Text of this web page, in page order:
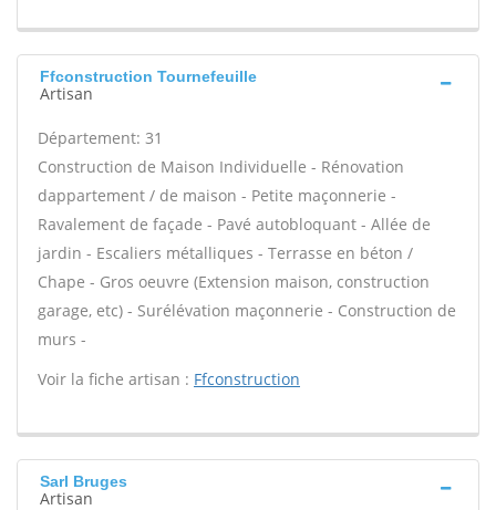
Ffconstruction Tournefeuille
Artisan
Département: 31
Construction de Maison Individuelle - Rénovation
dappartement / de maison - Petite maçonnerie -
Ravalement de façade - Pavé autobloquant - Allée de
jardin - Escaliers métalliques - Terrasse en béton /
Chape - Gros oeuvre (Extension maison, construction
garage, etc) - Surélévation maçonnerie - Construction de
murs -
Voir la fiche artisan : Ffconstruction
Sarl Bruges
Artisan